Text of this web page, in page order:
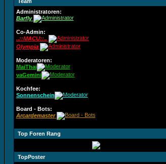
Administratoren:
Barfly
Co-Admin:
..::MACU::..
Olympia
Moderatoren:
MaiThai
vaGemini
Kochfee:
Sonnenschein
Board - Bots:
Arcardemaster
Top Foren Rang
TopPoster